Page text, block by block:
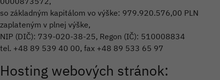
so základným kapitálom vo výške: 979.920.576,00 PLN
zaplateným v plnej výške,
NIP (DIČ): 739-020-38-25, Regon (IČ): 510008834
tel. +48 89 539 40 00, fax +48 89 533 65 97
Hosting webových stránok: